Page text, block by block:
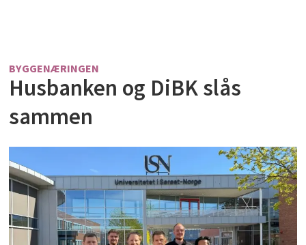
BYGGENÆRINGEN
Husbanken og DiBK slås
sammen